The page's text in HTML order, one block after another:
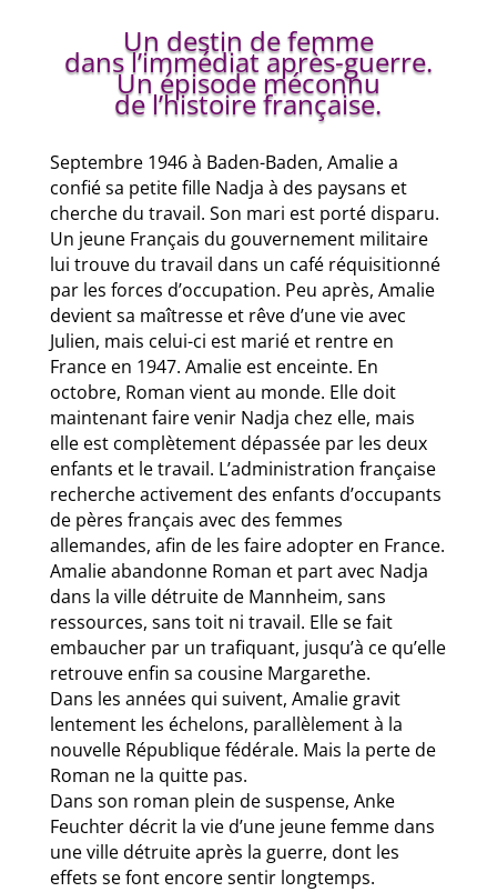
Un destin de femme
dans l’immédiat après-guerre.
Un épisode méconnu
de l’histoire française.
Septembre 1946 à Baden-Baden, Amalie a
confié sa petite fille Nadja à des paysans et
cherche du travail. Son mari est porté disparu.
Un jeune Français du gouvernement militaire
lui trouve du travail dans un café réquisitionné
par les forces d’occupation. Peu après, Amalie
devient sa maîtresse et rêve d’une vie avec
Julien, mais celui-ci est marié et rentre en
France en 1947. Amalie est enceinte. En
octobre, Roman vient au monde. Elle doit
maintenant faire venir Nadja chez elle, mais
elle est complètement dépassée par les deux
enfants et le travail. L’administration française
recherche activement des enfants d’occupants
de pères français avec des femmes
allemandes, afin de les faire adopter en France.
Amalie abandonne Roman et part avec Nadja
dans la ville détruite de Mannheim, sans
ressources, sans toit ni travail. Elle se fait
embaucher par un trafiquant, jusqu’à ce qu’elle
retrouve enfin sa cousine Margarethe.
Dans les années qui suivent, Amalie gravit
lentement les échelons, parallèlement à la
nouvelle République fédérale. Mais la perte de
Roman ne la quitte pas.
Dans son roman plein de suspense, Anke
Feuchter décrit la vie d’une jeune femme dans
une ville détruite après la guerre, dont les
effets se font encore sentir longtemps.